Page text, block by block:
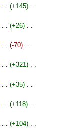
(+145)
(+26)
(-70)
(+321)
(+35)
(+118)
(+104)